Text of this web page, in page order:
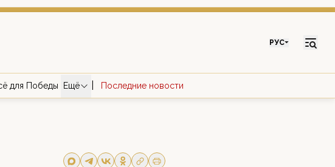
РУС
для Победы Ещё Последние новости